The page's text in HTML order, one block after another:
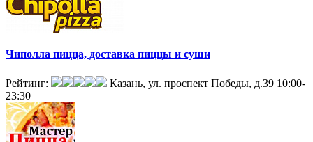
Чиполла пицца, доставка пиццы и суши
Рейтинг: Казань, ул. проспект Победы, д.39 10:00-
23:30